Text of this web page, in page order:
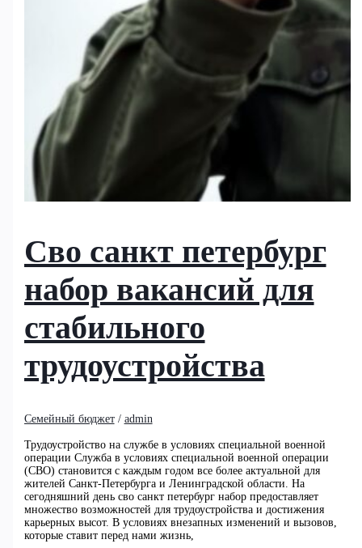
Сво санкт петербург
набор вакансий для
стабильного
трудоустройства
Семейный бюджет/ admin
Трудоустройство на службе в условиях специальной военной
операции Служба в условиях специальной военной операции
(СВО) становится с каждым годом все более актуальной для
жителей Санкт-Петербурга и Ленинградской области. На
сегодняшний день сво санкт петербург набор предоставляет
множество возможностей для трудоустройства и достижения
карьерных высот. В условиях внезапных изменений и вызовов,
которые ставит перед нами жизнь,